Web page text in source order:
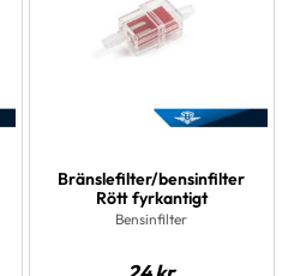
Bränslefilter/bensinfilter
Rött fyrkantigt
Bensinfilter